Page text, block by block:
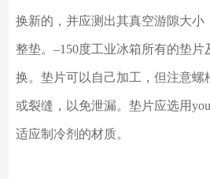
换新的，并应测出其真空游隙大小
整垫。 –150度工业冰箱所有的垫片
换。垫片可以自己加工，但注意螺
或裂缝，以免泄漏。垫片应选用
适应制冷剂的材质。